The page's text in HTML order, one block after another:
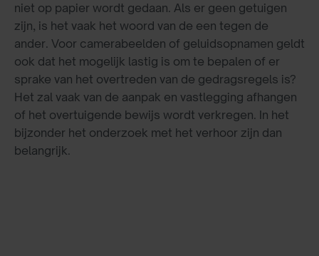
niet op papier wordt gedaan. Als er geen getuigen
zijn, is het vaak het woord van de een tegen de
ander. Voor camerabeelden of geluidsopnamen geldt
ook dat het mogelijk lastig is om te bepalen of er
sprake van het overtreden van de gedragsregels is?
Het zal vaak van de aanpak en vastlegging afhangen
of het overtuigende bewijs wordt verkregen. In het
bijzonder het onderzoek met het verhoor zijn dan
belangrijk.